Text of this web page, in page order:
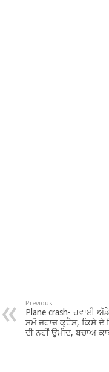
Previous
Plane crash- ਹਵਾਈ
ਸਮੇਂ ਜਹਾਜ਼ ਕ੍ਰੈਸ਼, ਕਿਸੇ ਦੇ
ਦੀ ਨਹੀਂ ਉਮੀਦ, ਬਚਾਅ